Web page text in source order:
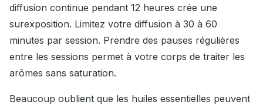
diffusion continue pendant 12 heures crée une
surexposition. Limitez votre diffusion à 30 à 60
minutes par session. Prendre des pauses régulières
entre les sessions permet à votre corps de traiter les
arômes sans saturation.
Beaucoup oublient que les huiles essentielles peuvent